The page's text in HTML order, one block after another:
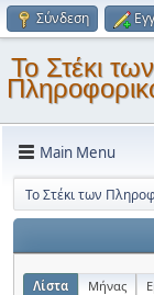
Σύνδεση
Το Στέκι των
Main Menu
Το Στέκι των
Λίστα Μήνας